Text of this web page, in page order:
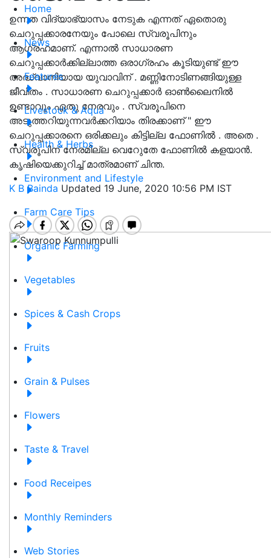
Home
News
Features
Livestock & Aqua
Health & Herbs
Environment and Lifestyle
Farm Care Tips
Organic Farming
Vegetables
Spices & Cash Crops
Fruits
Grain & Pulses
Flowers
Taste & Travel
Food Receipes
Monthly Reminders
Web Stories
ഉന്നത വിദ്യാഭ്യാസം നേടുക എന്നത് ഏതൊരു
ചെറുപ്പക്കാരനേയും പോലെ സ്വരൂപിനും
ആഗ്രഹമാണ്. എന്നാൽ സാധാരണ
ചെറുപ്പക്കാർക്കില്ലാത്ത ഒരാഗ്രഹം കൂടിയുണ്ട് ഈ
അദ്ധ്വാനിയായ യുവാവിന് . മണ്ണിനോടിണങ്ങിയുള്ള
ജീവിതം . സാധാരണ ചെറുപ്പക്കാർ ഓൺലൈനിൽ
ഉണ്ടാവും ഏതു നേരവും . സ്വരൂപിനെ
അടുത്തറിയുന്നവർക്കറിയാം തിരക്കാണ് " ഈ
ചെറുപ്പക്കാരനെ ഒരിക്കലും കിട്ടില്ല ഫോണിൽ . അതെ .
സ്വരൂപിന് നേരമില്ല വെറുേതേ ഫോണിൽ കളയാൻ.
കൃഷിയെക്കുറിച്ച് മാത്രമാണ് ചിന്ത.
K B Bainda Updated 19 June, 2020 10:56 PM IST